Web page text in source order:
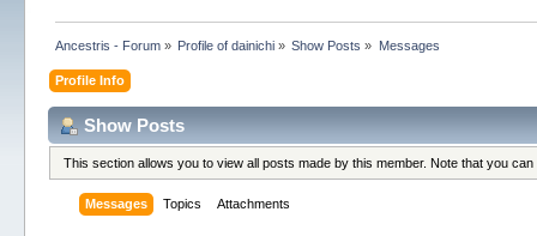
Ancestris - Forum» Profile of dainichi » Show Posts » Messages
Profile Info
Show Posts
This section allows you to view all posts made by this member. Note that you
Messages Topics Attachments